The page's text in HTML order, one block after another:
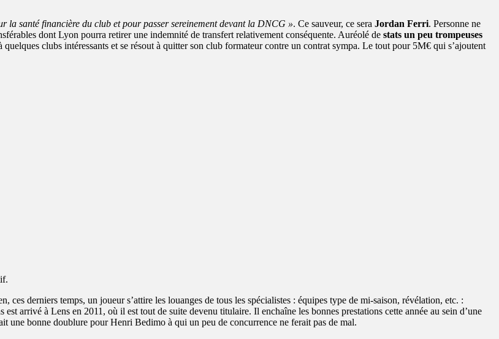
la santé financière du club et pour passer sereinement devant la DNCG ». Ce sauveur, ce sera Jordan Ferri. Personne ne
dont Lyon pourra retirer une indemnité de transfert relativement conséquente. Auréolé de stats un peu trompeuses
quelques clubs intéressants et se résout à quitter son club formateur contre un contrat sympa. Le tout pour 5M€ qui s’ajoutent
derniers temps, un joueur s’attire les louanges de tous les spécialistes : équipes type de mi-saison, révélation, etc. :
arrivé à Lens en 2011, où il est tout de suite devenu titulaire. Il enchaîne les bonnes prestations cette année au sein d’une
une bonne doublure pour Henri Bedimo à qui un peu de concurrence ne ferait pas de mal.